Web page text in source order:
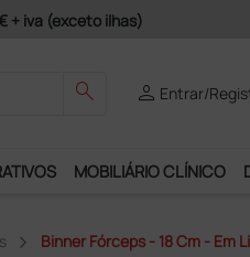
search person Entrar/
MOBILIÁRIO CLÍNICO
Binner Fórceps - 18 Cm - Em